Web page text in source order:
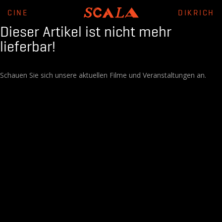
CINE DIKRICH
Dieser Artikel ist nicht mehr
lieferbar!
Schauen Sie sich unsere aktuellen Filme und Veranstaltungen an.